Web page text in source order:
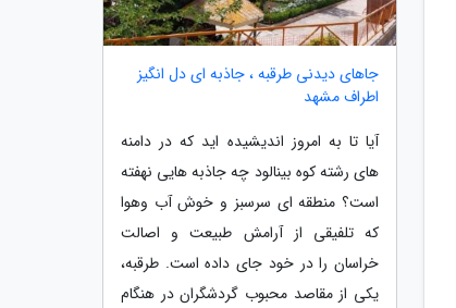
جاهای دیدنی طرقبه ، جاذبه ای دل انگیز
اطراف مشهد
آیا تا به امروز اندیشیده اید که در دامنه
های رشته کوه بینالود چه جاذبه هایی نهفته
است؟ منطقه ای سرسبز و خوش آب وهوا
که تلفیقی از آرامش طبیعت و اصالت
خراسان را در خود جای داده است. طرقبه،
یکی از مقاصد محبوب گردشگران در هنگام